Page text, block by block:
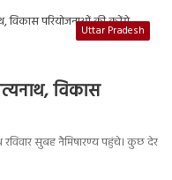
Uttar Pradesh
विकास
रविवार सुबह नैमिषारण्य पहुंचे। कुछ देर